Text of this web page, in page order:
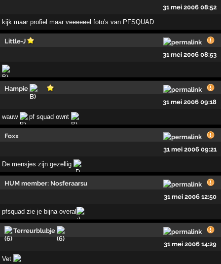
31 mei 2006 08:52
kijk maar profiel maar veeeeeel foto's van PFSQUAD
Little-J
31 mei 2006 08:53
Hampie
31 mei 2006 09:18
wauw pf squad ownt
Foxx
31 mei 2006 09:21
De mensjes zijn gezellig
HUM member: Nosferaarsu
31 mei 2006 12:50
pfsquad zie je bijna overal
Terreurblubje
31 mei 2006 14:29
Vet